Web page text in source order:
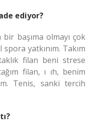
ediyor?
başıma olmayı çok
yatkınım. Takım
filan beni strese
filan, ı ıh, benim
Tenis, sanki tercih